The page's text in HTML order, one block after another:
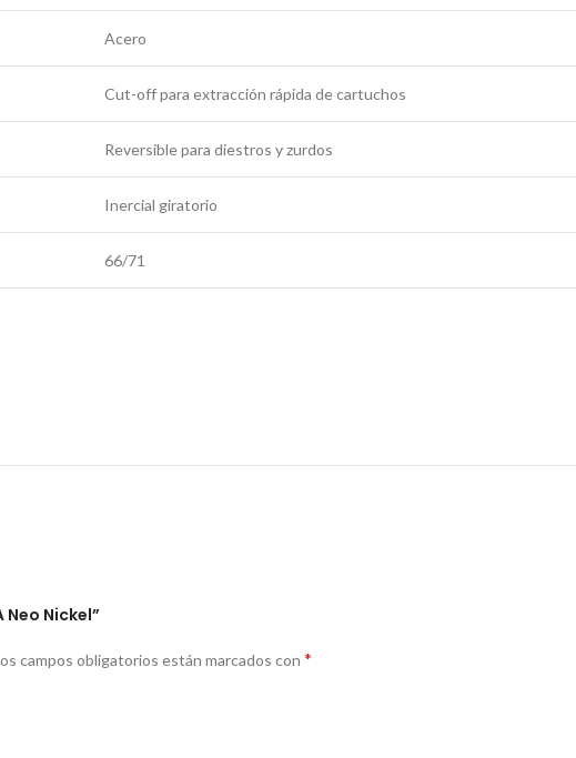
Acero
Cut-off para extracción rápida de cartuchos
Reversible para diestros y zurdos
Inercial giratorio
66/71
Nickel”
campos obligatorios están marcados con *